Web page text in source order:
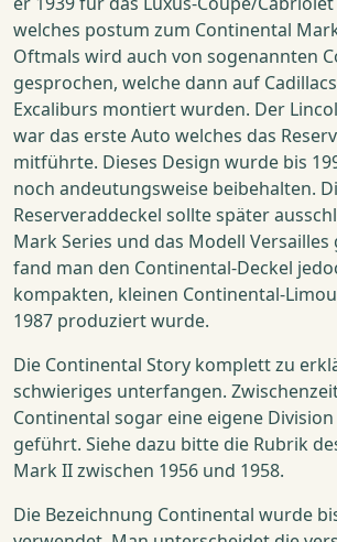
welches postum zum Continental
Oftmals wird auch von sogenannten
gesprochen, welche dann auf
Excaliburs montiert wurden. Der
war das erste Auto welches das
mitführte. Dieses Design wurde bis
noch andeutungsweise beibehalten.
Reserveraddeckel sollte später
Mark Series und das Modell Versailles
fand man den Continental-Deckel
kompakten, kleinen Continental-
1987 produziert wurde.
Die Continental Story komplett zu
schwieriges unterfangen.
Continental sogar eine eigene
geführt. Siehe dazu bitte die Rubrik
Mark II zwischen 1956 und 1958.
Die Bezeichnung Continental wurde